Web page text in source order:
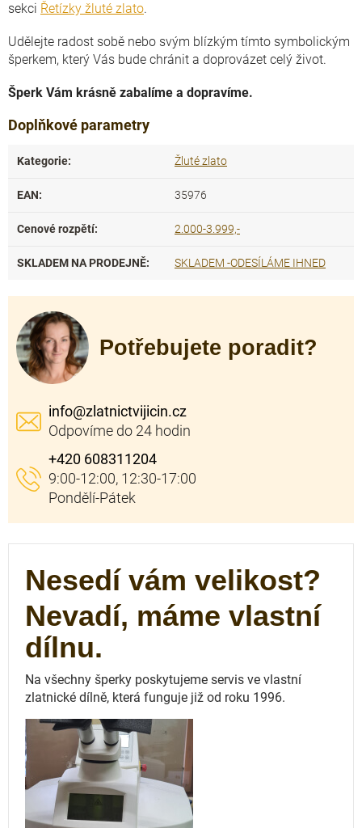
sekci Řetízky žluté zlato.
Udělejte radost sobě nebo svým blízkým tímto symbolickým
šperkem, který Vás bude chránit a doprovázet celý život.
Šperk Vám krásně zabalíme a dopravíme.
Doplňkové parametry
Kategorie: Žluté zlato
EAN: 35976
Cenové rozpětí: 2.000-3.999,-
SKLADEM NA PRODEJNĚ: SKLADEM -ODESÍLÁME IHNED
Potřebujete poradit?
info@zlatnictvijicin.cz
+420 608311204
Nesedí vám velikost?
Nevadí, máme vlastní
dílnu.
Na všechny šperky poskytujeme servis ve vlastní
zlatnické dílně, která funguje již od roku 1996.